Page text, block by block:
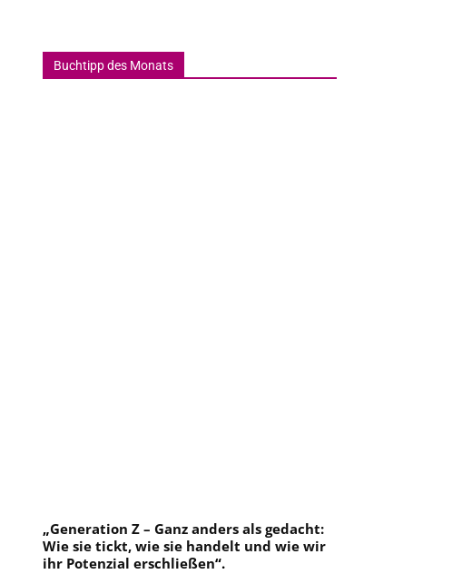
Buchtipp des Monats
„Generation Z – Ganz anders als gedacht:
Wie sie tickt, wie sie handelt und wie wir
ihr Potenzial erschließen“.